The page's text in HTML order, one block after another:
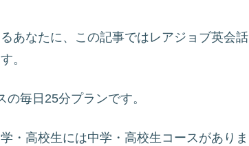
あなたに、この記事ではレアジョブ英会話
。
毎日25分プランです。
・高校生には中学・高校生コースがありま